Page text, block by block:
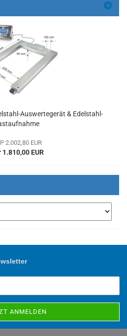
Auswertegerät & Edelstahl-
2.002,80 EUR
1.810,00 EUR